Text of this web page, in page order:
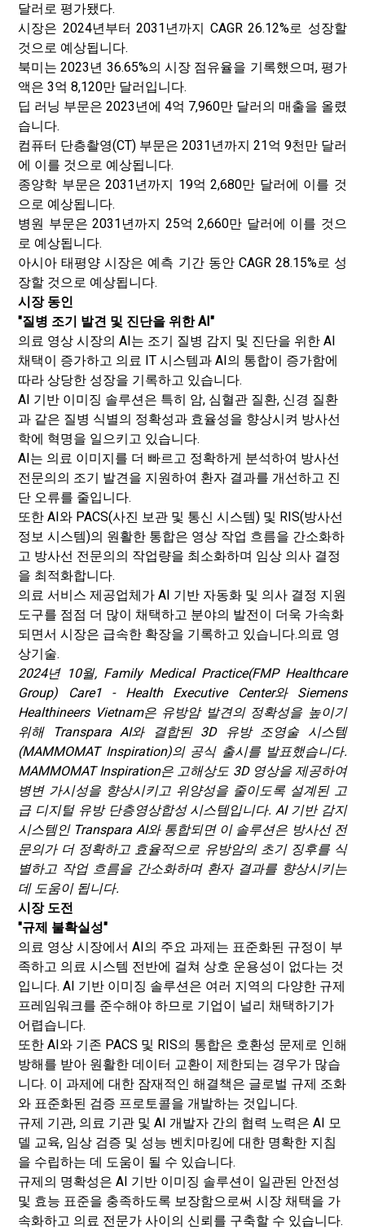
달러로 평가됐다.
시장은 2024년부터 2031년까지 CAGR 26.12%로 성장할
것으로 예상됩니다.
북미는 2023년 36.65%의 시장 점유율을 기록했으며, 평가
액은 3억 8,120만 달러입니다.
딥 러닝 부문은 2023년에 4억 7,960만 달러의 매출을 올렸
습니다.
컴퓨터 단층촬영(CT) 부문은 2031년까지 21억 9천만 달러
에 이를 것으로 예상됩니다.
종양학 부문은 2031년까지 19억 2,680만 달러에 이를 것
으로 예상됩니다.
병원 부문은 2031년까지 25억 2,660만 달러에 이를 것으
로 예상됩니다.
아시아 태평양 시장은 예측 기간 동안 CAGR 28.15%로 성
장할 것으로 예상됩니다.
시장 동인
"질병 조기 발견 및 진단을 위한 AI"
의료 영상 시장의 AI는 조기 질병 감지 및 진단을 위한 AI
채택이 증가하고 의료 IT 시스템과 AI의 통합이 증가함에
따라 상당한 성장을 기록하고 있습니다.
AI 기반 이미징 솔루션은 특히 암, 심혈관 질환, 신경 질환
과 같은 질병 식별의 정확성과 효율성을 향상시켜 방사선
학에 혁명을 일으키고 있습니다.
AI는 의료 이미지를 더 빠르고 정확하게 분석하여 방사선
전문의의 조기 발견을 지원하여 환자 결과를 개선하고 진
단 오류를 줄입니다.
또한 AI와 PACS(사진 보관 및 통신 시스템) 및 RIS(방사선
정보 시스템)의 원활한 통합은 영상 작업 흐름을 간소화하
고 방사선 전문의의 작업량을 최소화하며 임상 의사 결정
을 최적화합니다.
의료 서비스 제공업체가 AI 기반 자동화 및 의사 결정 지원
도구를 점점 더 많이 채택하고 분야의 발전이 더욱 가속화
되면서 시장은 급속한 확장을 기록하고 있습니다.의료 영
상기술.
2024년 10월, Family Medical Practice(FMP Healthcare
Group) Care1 - Health Executive Center와 Siemens
Healthineers Vietnam은 유방암 발견의 정확성을 높이기
위해 Transpara AI와 결합된 3D 유방 조영술 시스템
(MAMMOMAT Inspiration)의 공식 출시를 발표했습니다.
MAMMOMAT Inspiration은 고해상도 3D 영상을 제공하여
병변 가시성을 향상시키고 위양성을 줄이도록 설계된 고
급 디지털 유방 단층영상합성 시스템입니다. AI 기반 감지
시스템인 Transpara AI와 통합되면 이 솔루션은 방사선 전
문의가 더 정확하고 효율적으로 유방암의 초기 징후를 식
별하고 작업 흐름을 간소화하며 환자 결과를 향상시키는
데 도움이 됩니다.
시장 도전
"규제 불확실성"
의료 영상 시장에서 AI의 주요 과제는 표준화된 규정이 부
족하고 의료 시스템 전반에 걸쳐 상호 운용성이 없다는 것
입니다. AI 기반 이미징 솔루션은 여러 지역의 다양한 규제
프레임워크를 준수해야 하므로 기업이 널리 채택하기가
어렵습니다.
또한 AI와 기존 PACS 및 RIS의 통합은 호환성 문제로 인해
방해를 받아 원활한 데이터 교환이 제한되는 경우가 많습
니다. 이 과제에 대한 잠재적인 해결책은 글로벌 규제 조화
와 표준화된 검증 프로토콜을 개발하는 것입니다.
규제 기관, 의료 기관 및 AI 개발자 간의 협력 노력은 AI 모
델 교육, 임상 검증 및 성능 벤치마킹에 대한 명확한 지침
을 수립하는 데 도움이 될 수 있습니다.
규제의 명확성은 AI 기반 이미징 솔루션이 일관된 안전성
및 효능 표준을 충족하도록 보장함으로써 시장 채택을 가
속화하고 의료 전문가 사이의 신뢰를 구축할 수 있습니다.